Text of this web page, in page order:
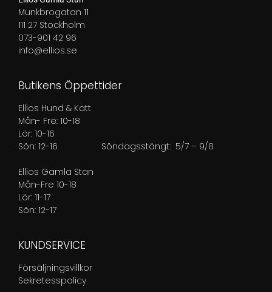
Munkbrogatan 11
111 27 Stockholm
073-901 42 96
info@ellios.se
Butikens Öppettider
Ellios Hund & Katt
Mån- Fre: 10-18
Lör: 10-16
Sön: 12-16 Söndagsstängt: 5/7 – 9/8
Ellios Gamla Stan
Mån-Fre 10-18
Lör: 11-17
Sön: 12-17
KUNDSERVICE
Försäljningsvillkor
Sekretesspolicy